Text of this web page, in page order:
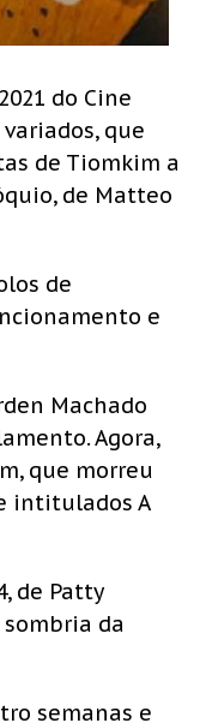
do Cine
que
de Tiomkim a
de Matteo
de
e
Machado
Agora,
que morreu
intitulados A
de Patty
da
semanas e